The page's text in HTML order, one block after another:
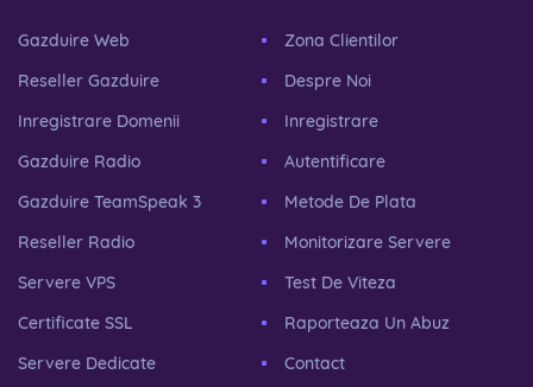
Gazduire Web
Reseller Gazduire
Inregistrare Domenii
Gazduire Radio
Gazduire TeamSpeak 3
Reseller Radio
Servere VPS
Certificate SSL
Servere Dedicate
Zona Clientilor
Despre Noi
Inregistrare
Autentificare
Metode De Plata
Monitorizare Servere
Test De Viteza
Raporteaza Un Abuz
Contact